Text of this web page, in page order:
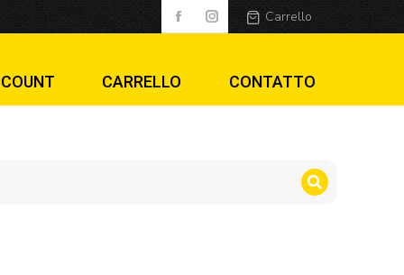
Carrello
CARRELLO CONTATTO